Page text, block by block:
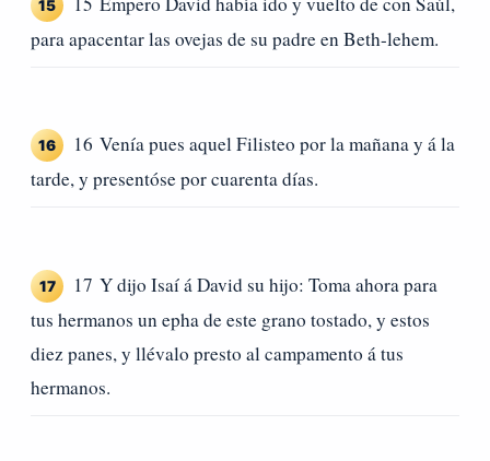
15
para apacentar las ovejas de su padre en Beth-lehem.
16
16 Venía pues aquel Filisteo por la mañana y á la
tarde, y presentóse por cuarenta días.
17
17 Y dijo Isaí á David su hijo: Toma ahora para
tus hermanos un epha de este grano tostado, y estos
diez panes, y llévalo presto al campamento á tus
hermanos.